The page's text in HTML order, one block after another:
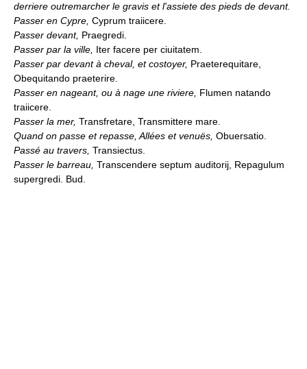
derriere outremarcher le gravis et l'assiete des pieds de devant.
Passer en Cypre, Cyprum traiicere.
Passer devant, Praegredi.
Passer par la ville, Iter facere per ciuitatem.
Passer par devant à cheval, et costoyer, Praeterequitare,
Obequitando praeterire.
Passer en nageant, ou à nage une riviere, Flumen natando
traiicere.
Passer la mer, Transfretare, Transmittere mare.
Quand on passe et repasse, Allées et venuës, Obuersatio.
Passé au travers, Transiectus.
Passer le barreau, Transcendere septum auditorij, Repagulum
supergredi. Bud.